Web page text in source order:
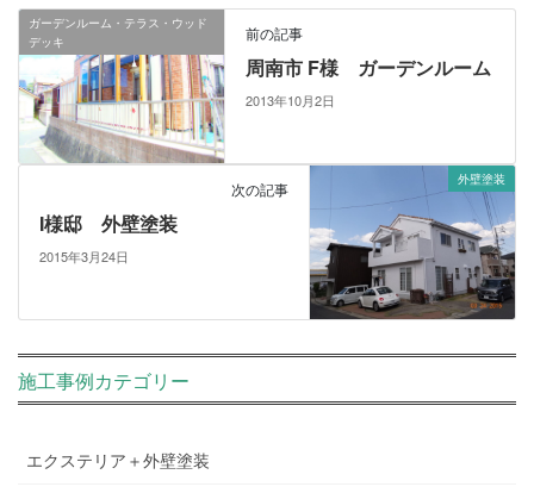
ガーデンルーム・テラス・ウッド
デッキ
前の記事
周南市 F様 ガーデンルーム
2013年10月2日
外壁塗装
次の記事
I様邸 外壁塗装
2015年3月24日
施工事例カテゴリー
エクステリア＋外壁塗装